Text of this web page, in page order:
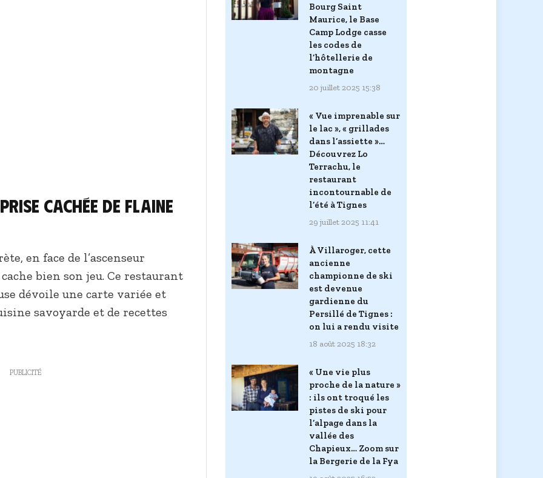
cachée de Flaine
en face de l’ascenseur
cache bien son jeu. Ce restaurant
dévoile une carte variée et
savoyarde et de recettes
PUBLICITÉ
Bourg Saint
Maurice, le Base
Camp Lodge casse
les codes de
l’hôtellerie de
montagne
20 juillet 2025 15:38
« Vue imprenable sur
le lac », « grillades
dans l’assiette »…
Découvrez Lo
Terrachu, le
restaurant
incontournable de
l’été à Tignes
29 juillet 2025 11:41
À Villaroger, cette
ancienne
championne de ski
est devenue
gardienne du
Persillé de Tignes :
on lui a rendu visite
18 août 2025 18:32
« Une vie plus
proche de la nature »
: ils ont troqué les
pistes de ski pour
l’alpage dans la
vallée des
Chapieux… Zoom sur
la Bergerie de la Fya